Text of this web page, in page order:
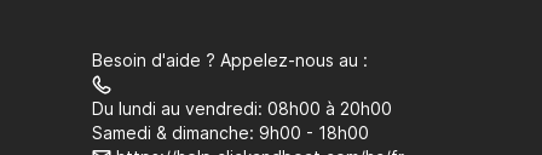
Besoin d'aide ? Appelez-nous au :
Du lundi au vendredi: 08h00 à 20h00
Samedi & dimanche: 9h00 - 18h00